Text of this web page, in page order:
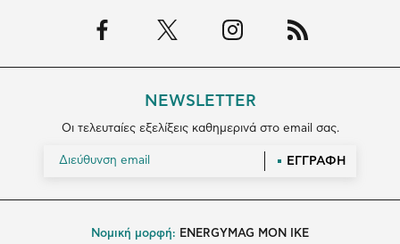
NEWSLETTER
Οι τελευταίες εξελίξεις καθημερινά στο email σας.
ΕΓΓΡΑΦΗ
Νομική μορφή: ENERGYMAG MON IKE